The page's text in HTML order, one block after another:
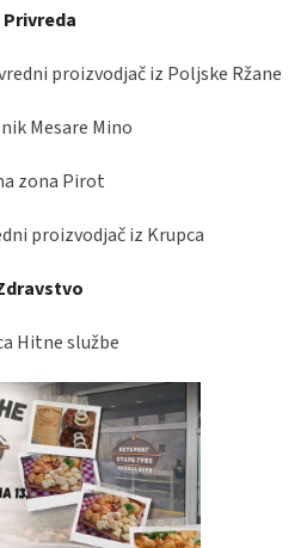
Privreda
proizvodjač iz Poljske Ržane
Mesare Mino
zona Pirot
proizvodjač iz Krupca
Hitne službe